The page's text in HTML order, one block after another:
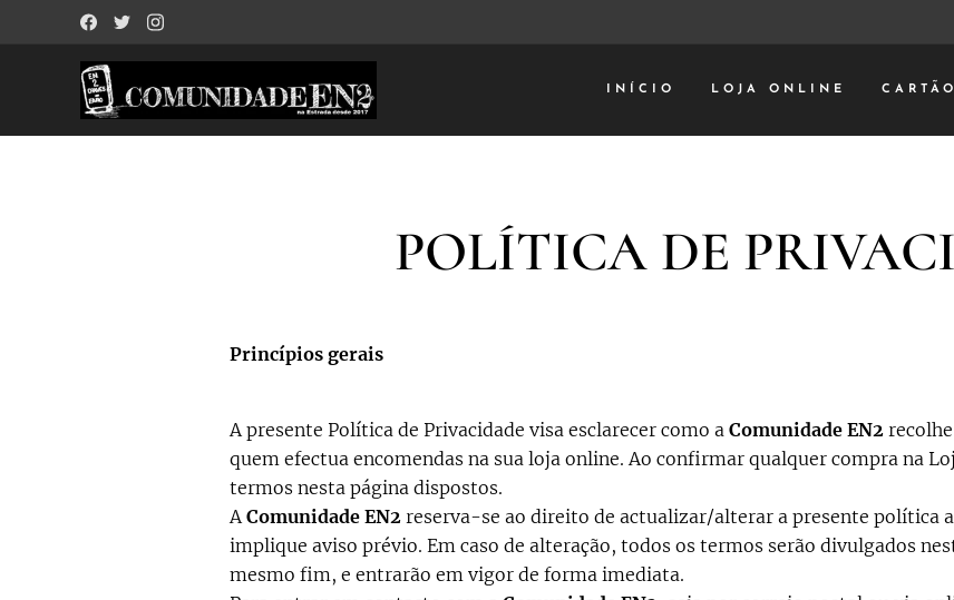
INÍCIO LOJA ONLINE
POLÍTICA DE
Princípios gerais
A presente Política de Privacidade visa esclarecer como a Comunidade EN2
quem efectua encomendas na sua loja online. Ao confirmar qualquer compra na
termos nesta página dispostos.
AComunidade EN2reserva-se ao direito de actualizar/alterar a presente política
implique aviso prévio. Em caso de alteração, todos os termos serão divulgados
mesmo fim, e entrarão em vigor de forma imediata.